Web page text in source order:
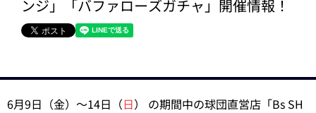
ンジ」「バファローズガチャ」開催情報！
6月9日（金）～14日（日） の期間中の球団直営店「Bs SH